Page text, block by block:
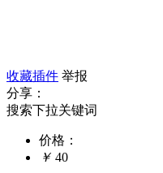
收藏插件 举报
分享：
搜索下拉关键词
价格：
￥ 40